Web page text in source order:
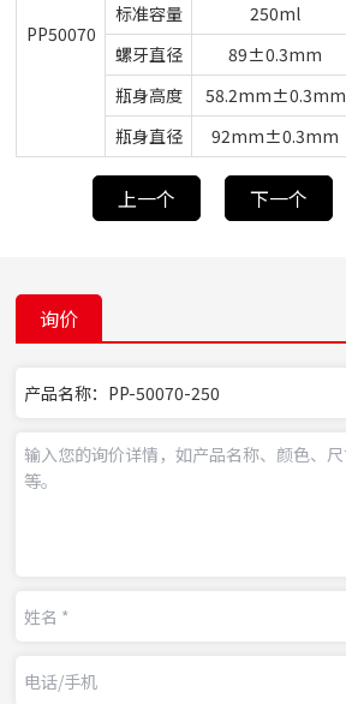
PP50070
标准容量
250ml
螺牙直径
89±0.3mm
瓶身高度
58.2mm±0.3mm
瓶身直径
92mm±0.3mm
上一个 下一个
询价